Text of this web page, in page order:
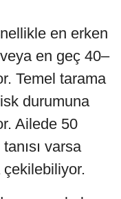
en erken
en geç 40–
Temel tarama
durumuna
Ailede 50
varsa